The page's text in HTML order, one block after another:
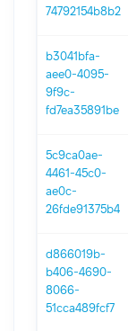
74792154b8b2
b3041bfa-
aee0-4095-
9f9c-
fd7ea35891be
5c9ca0ae-
4461-45c0-
ae0c-
26fde91375b4
d866019b-
b406-4690-
8066-
51cca489fcf7